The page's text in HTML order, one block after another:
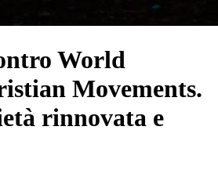
World
Movements.
rinnovata e